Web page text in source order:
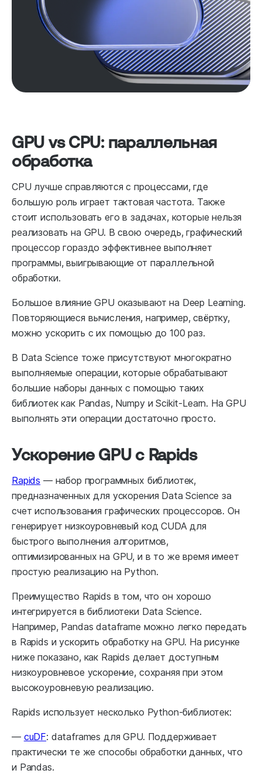
GPU vs CPU: параллельная
обработка
CPU лучше справляются с процессами, где
большую роль играет тактовая частота. Также
стоит использовать его в задачах, которые нельзя
реализовать на GPU. В свою очередь, графический
процессор гораздо эффективнее выполняет
программы, выигрывающие от параллельной
обработки.
Большое влияние GPU оказывают на Deep Learning.
Повторяющиеся вычисления, например, свёртку,
можно ускорить с их помощью до 100 раз.
В Data Science тоже присутствуют многократно
выполняемые операции, которые обрабатывают
большие наборы данных с помощью таких
библиотек как Pandas, Numpy и Scikit-Learn. На GPU
выполнять эти операции достаточно просто.
Ускорение GPU с Rapids
Rapids — набор программных библиотек,
предназначенных для ускорения Data Science за
счет использования графических процессоров. Он
генерирует низкоуровневый код CUDA для
быстрого выполнения алгоритмов,
оптимизированных на GPU, и в то же время имеет
простую реализацию на Python.
Преимущество Rapids в том, что он хорошо
интегрируется в библиотеки Data Science.
Например, Pandas dataframe можно легко передать
в Rapids и ускорить обработку на GPU. На рисунке
ниже показано, как Rapids делает доступным
низкоуровневое ускорение, сохраняя при этом
высокоуровневую реализацию.
Rapids использует несколько Python-библиотек:
— cuDF: dataframes для GPU. Поддерживает
практически те же способы обработки данных, что
и Pandas.